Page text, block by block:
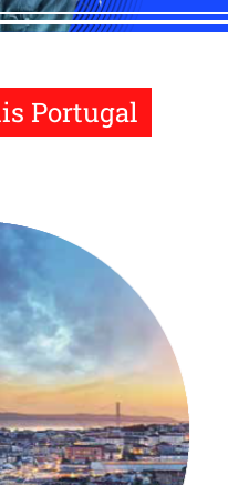
Portugal